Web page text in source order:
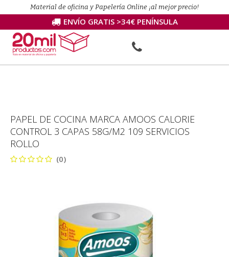
Material de oficina y Papelería Online ¡al mejor precio!
ENVÍO GRATIS >34€ PENÍNSULA
PAPEL DE COCINA MARCA AMOOS CALORIE
CONTROL 3 CAPAS 58G/M2 109 SERVICIOS
ROLLO
(0)